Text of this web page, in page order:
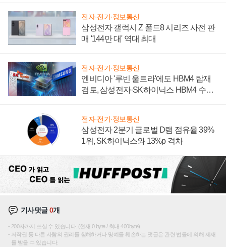
전자·전기·정보통신
삼성전자 갤럭시 Z 폴드8 시리즈 사전 판
매 '144만 대' 역대 최대
전자·전기·정보통신
엔비디아 '루빈 울트라'에도 HBM4 탑재
검토, 삼성전자·SK하이닉스 HBM4 수율
전자·전기·정보통신
삼성전자 2분기 글로벌 D램 점유율 39%
1위, SK하이닉스와 13%p 격차
기사댓글0개
200자까지 쓰실 수 있습니다. (현재 0 byte / 최대 400byte)
저작권 등 다른 사람의 권리를 침해하거나 명예를 훼손하는 댓글은 관련 법률에 의해 제재
를 받을 수 있습니다.